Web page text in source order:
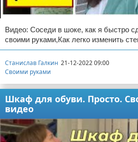
Видео: Соседи в шоке, как я быстро
своими руками,Как легко изменить
Станислав Галкин 21-12-2022 09:00
Своими руками
Шкаф для обуви. Просто.
видео